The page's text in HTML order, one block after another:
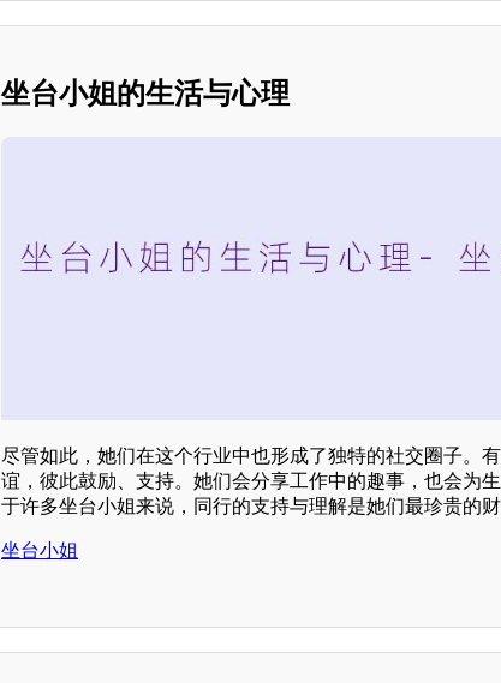
坐台小姐的生活与心理
尽管如此，她们在这个行业中也形成了独特的社交圈子。
谊，彼此鼓励、支持。她们会分享工作中的趣事，也会为
于许多坐台小姐来说，同行的支持与理解是她们最珍贵的财
坐台小姐